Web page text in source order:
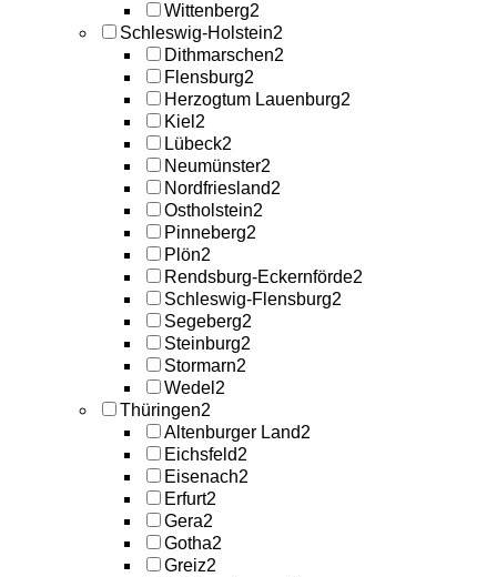
Wittenberg2
Schleswig-Holstein2
Dithmarschen2
Flensburg2
Herzogtum Lauenburg2
Kiel 2
Lübeck2
Neumünster2
Nordfriesland2
Ostholstein2
Pinneberg2
Plön2
Rendsburg-Eckernförde2
Schleswig-Flensburg2
Segeberg2
Steinburg2
Stormarn2
Wedel 2
Thüringen2
Altenburger Land2
Eichsfeld2
Eisenach2
Erfurt2
Gera2
Gotha2
Greiz2